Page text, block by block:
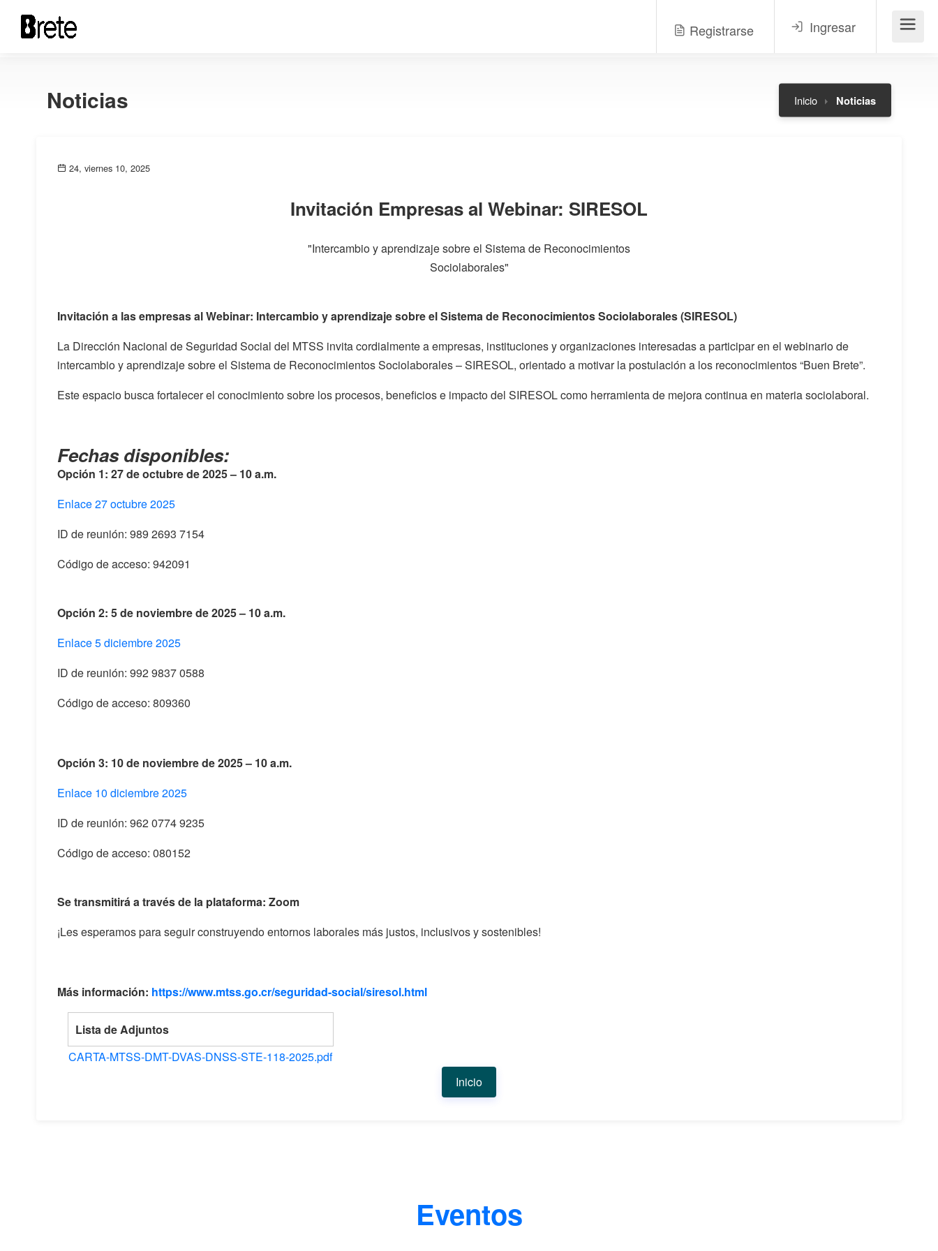
Registrarse Ingresar Menú
Noticias Inicio Noticias
24, viernes 10, 2025
Invitación Empresas al Webinar: SIRESOL
"Intercambio y aprendizaje sobre el Sistema de Reconocimientos
Sociolaborales"
Invitación a las empresas al Webinar: Intercambio y aprendizaje sobre el Sistema de Reconocimientos Sociolaborales (SIRESOL)
La Dirección Nacional de Seguridad Social del MTSS invita cordialmente a empresas, instituciones y organizaciones interesadas a participar en el webinario de
intercambio y aprendizaje sobre el Sistema de Reconocimientos Sociolaborales – SIRESOL, orientado a motivar la postulación a los reconocimientos “Buen Brete”.
Este espacio busca fortalecer el conocimiento sobre los procesos, beneficios e impacto del SIRESOL como herramienta de mejora continua en materia sociolaboral.
Fechas disponibles:
Opción 1: 27 de octubre de 2025 – 10 a.m.
Enlace 27 octubre 2025
ID de reunión: 989 2693 7154
Código de acceso: 942091
Opción 2: 5 de noviembre de 2025 – 10 a.m.
Enlace 5 diciembre 2025
ID de reunión: 992 9837 0588
Código de acceso: 809360
Opción 3: 10 de noviembre de 2025 – 10 a.m.
Enlace 10 diciembre 2025
ID de reunión: 962 0774 9235
Código de acceso: 080152
Se transmitirá a través de la plataforma: Zoom
¡Les esperamos para seguir construyendo entornos laborales más justos, inclusivos y sostenibles!
Más información: https://www.mtss.go.cr/seguridad-social/siresol.html
Lista de Adjuntos
CARTA-MTSS-DMT-DVAS-DNSS-STE-118-2025.pdf
Inicio
Eventos